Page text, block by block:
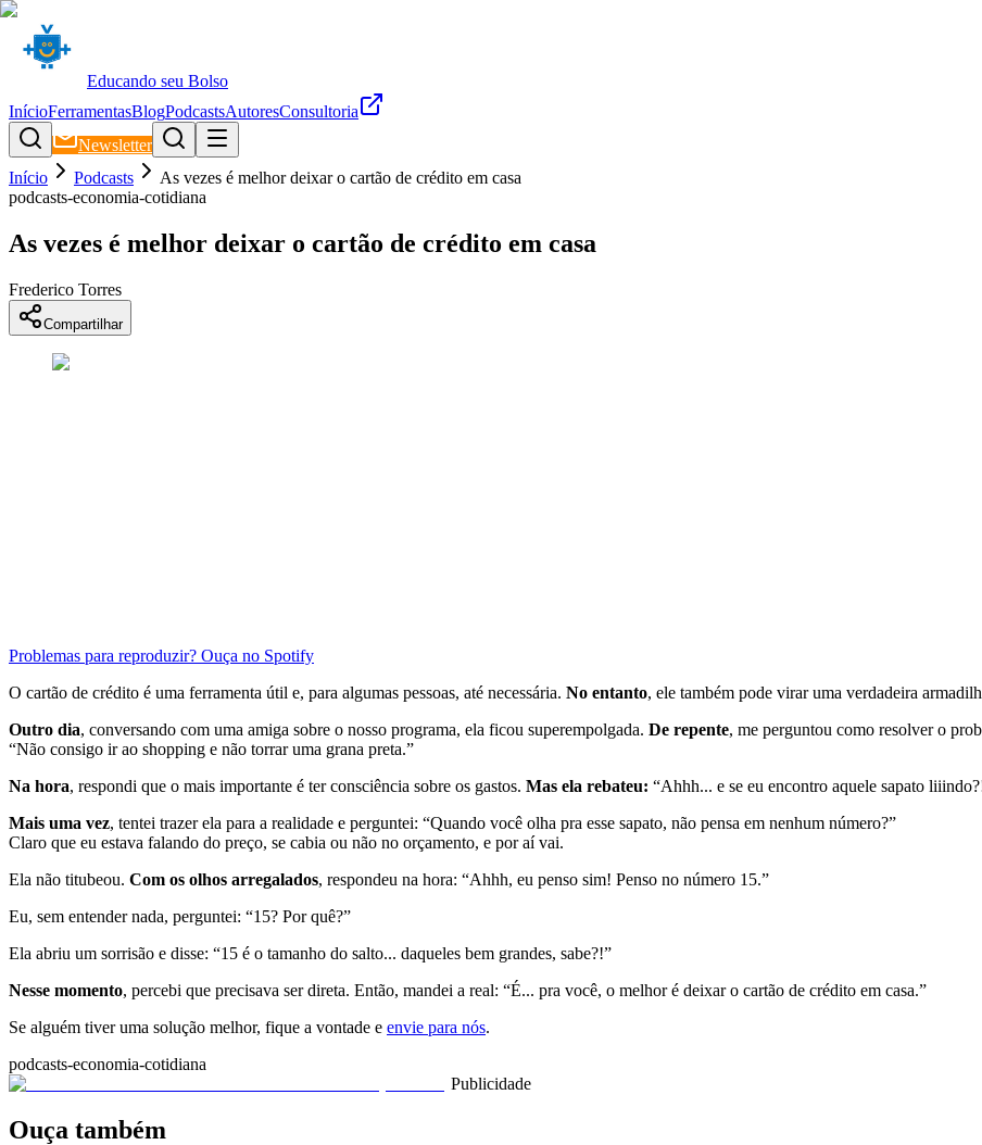
Educando seu Bolso
InícioFerramentasBlogPodcastsAutoresConsultoria
Newsletter
Início
Podcasts
As vezes é melhor deixar o cartão de crédito em casa
podcasts-economia-cotidiana
As vezes é melhor deixar o cartão de crédito em casa
Frederico Torres
Compartilhar
Problemas para reproduzir? Ouça no Spotify
O cartão de crédito é uma ferramenta útil e, para algumas pessoas, até necessária. No entanto, ele também pode virar uma verdadeira
Outro dia, conversando com uma amiga sobre o nosso programa, ela ficou superempolgada. De repente, me perguntou como resolver o
“Não consigo ir ao shopping e não torrar uma grana preta.”
Na hora, respondi que o mais importante é ter consciência sobre os gastos. Mas ela rebateu: “Ahhh... e se eu encontro aquele sapato
Mais uma vez, tentei trazer ela para a realidade e perguntei: “Quando você olha pra esse sapato, não pensa em nenhum número?”
Claro que eu estava falando do preço, se cabia ou não no orçamento, e por aí vai.
Ela não titubeou. Com os olhos arregalados, respondeu na hora: “Ahhh, eu penso sim! Penso no número 15.”
Eu, sem entender nada, perguntei: “15? Por quê?”
Ela abriu um sorrisão e disse: “15 é o tamanho do salto... daqueles bem grandes, sabe?!”
Nesse momento, percebi que precisava ser direta. Então, mandei a real: “É... pra você, o melhor é deixar o cartão de crédito em casa.”
Se alguém tiver uma solução melhor, fique a vontade e envie para nós.
podcasts-economia-cotidiana
Publicidade
Ouça também